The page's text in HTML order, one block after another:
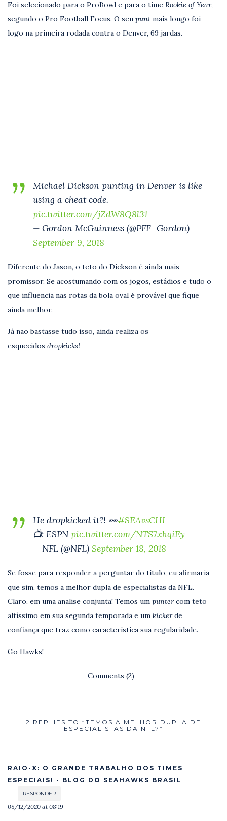
Foi selecionado para o ProBowl e para o time Rookie of Year,
segundo o Pro Football Focus. O seu punt mais longo foi
logo na primeira rodada contra o Denver, 69 jardas.
Michael Dickson punting in Denver is like
using a cheat code.
pic.twitter.com/jZdW8Q8l31
— Gordon McGuinness (@PFF_Gordon)
September 9, 2018
Diferente do Jason, o teto do Dickson é ainda mais
promissor. Se acostumando com os jogos, estádios e tudo o
que influencia nas rotas da bola oval é provável que fique
ainda melhor.
Já não bastasse tudo isso, ainda realiza os
esquecidos dropkicks!
He dropkicked it?! 👀#SEAvsCHI
📺: ESPN pic.twitter.com/NTS7xhqiEy
— NFL (@NFL) September 18, 2018
Se fosse para responder a perguntar do título, eu afirmaria
que sim, temos a melhor dupla de especialistas da NFL.
Claro, em uma analise conjunta! Temos um puntercom teto
altíssimo em sua segunda temporada e um kickerde
confiança que traz como característica sua regularidade.
Go Hawks!
Comments (2)
2 REPLIES TO “TEMOS A MELHOR DUPLA DE
ESPECIALISTAS DA NFL?”
RAIO-X: O GRANDE TRABALHO DOS TIMES
ESPECIAIS! - BLOG DO SEAHAWKS BRASIL
RESPONDER
08/12/2020 at 08:19